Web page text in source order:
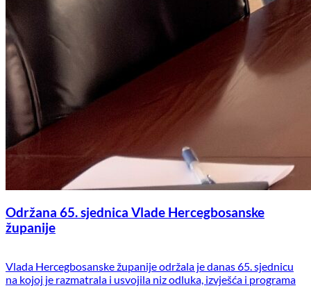
Održana 65. sjednica Vlade Hercegbosanske
županije
Vlada Hercegbosanske županije održala je danas 65. sjednicu
na kojoj je razmatrala i usvojila niz odluka, izvješća i programa